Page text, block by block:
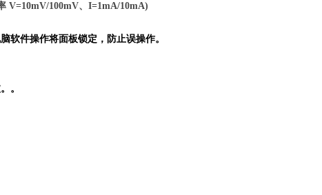
V=10mV/100mV、I=1mA/10mA)
件操作将面板锁定，防止误操作。
。